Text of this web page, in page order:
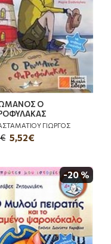
Ο
ΓΙΩΡΓΟΣ
5,52€
-20 %